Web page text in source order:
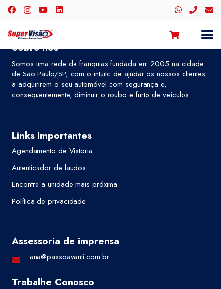
Sobre nós
Somos uma rede de franquias fundada em 2005 na cidade
de São Paulo/SP, com o intuito de ajudar os nossos clientes
a adquirirem o seu automóvel com segurança e,
consequentemente, diminuir o roubo e furto de veículos.
Links Importantes
Agendamento de Vistoria
Autenticador de laudos
Encontre a unidade mais próxima
Política de privacidade
Assessoria de imprensa
ana@passoavanti.com.br
Trabalhe Conosco